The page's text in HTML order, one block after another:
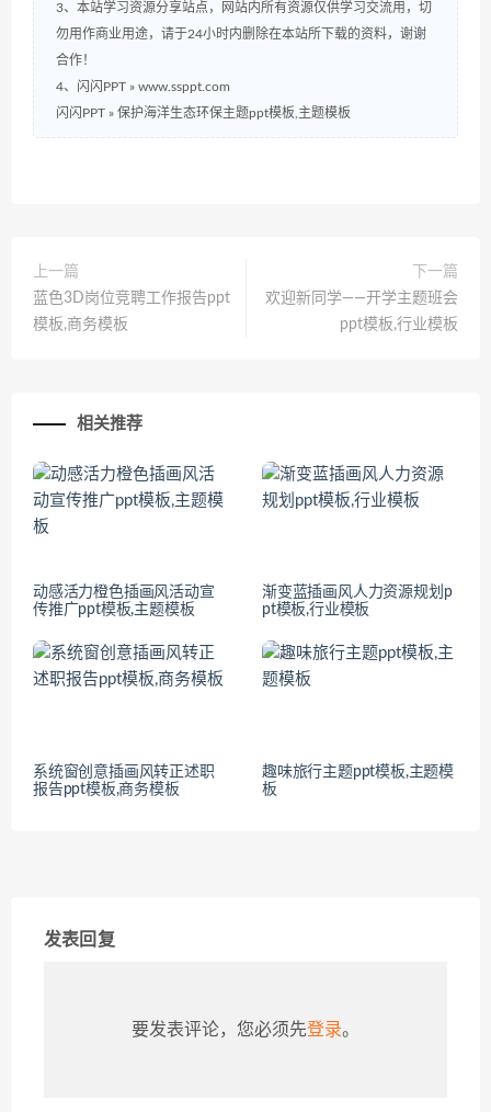
3、本站学习资源分享站点，网站内所有资源仅供学习交流用，切
勿用作商业用途，请于24小时内删除在本站所下载的资料，谢谢
合作！
4、闪闪PPT » www.ssppt.com
闪闪PPT » 保护海洋生态环保主题ppt模板,主题模板
上一篇
蓝色3D岗位竞聘工作报告ppt
模板,商务模板
下一篇
欢迎新同学——开学主题班会
ppt模板,行业模板
相关推荐
动感活力橙色插画风活动宣
传推广ppt模板,主题模板
渐变蓝插画风人力资源规划p
pt模板,行业模板
系统窗创意插画风转正述职
报告ppt模板,商务模板
趣味旅行主题ppt模板,主题模
板
发表回复
要发表评论，您必须先登录。